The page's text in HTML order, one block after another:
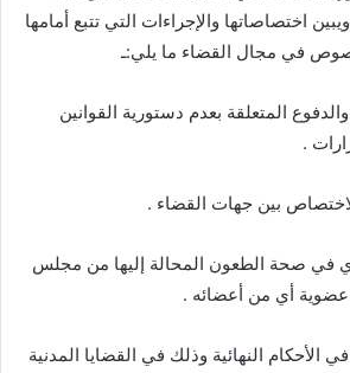
اختصاصاتها والإجراءات التي تتبع أمامها
في مجال القضاء ما يلي:ـ
المتعلقة بعدم دستورية القوانين
.
بين جهات القضاء .
في صحة الطعون المحالة إليها من مجلس
عضوية أي من أعضائه .
النهائية وذلك في القضايا المدنية